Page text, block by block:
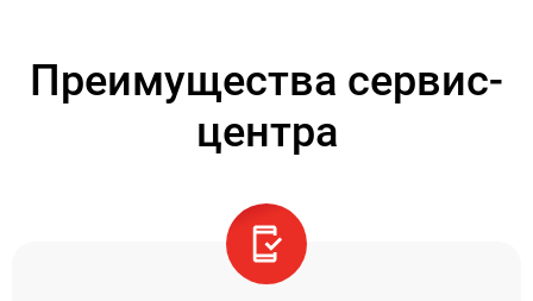
Преимущества сервис-
центра